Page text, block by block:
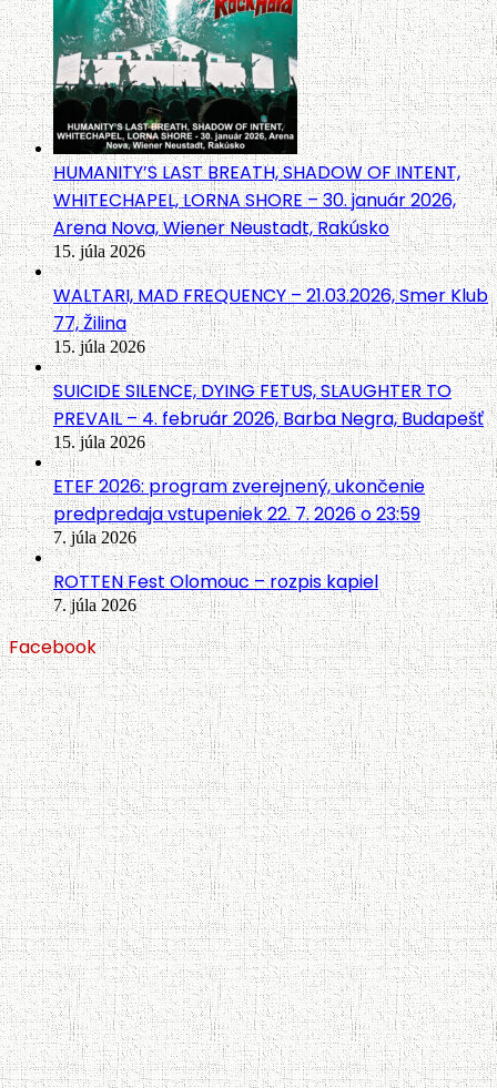
HUMANITY’S LAST BREATH, SHADOW OF INTENT,
WHITECHAPEL, LORNA SHORE – 30. január 2026,
Arena Nova, Wiener Neustadt, Rakúsko
15. júla 2026
WALTARI, MAD FREQUENCY – 21.03.2026, Smer Klub
77, Žilina
15. júla 2026
SUICIDE SILENCE, DYING FETUS, SLAUGHTER TO
PREVAIL – 4. február 2026, Barba Negra, Budapešť
15. júla 2026
ETEF 2026: program zverejnený, ukončenie
predpredaja vstupeniek 22. 7. 2026 o 23:59
7. júla 2026
ROTTEN Fest Olomouc – rozpis kapiel
7. júla 2026
Facebook